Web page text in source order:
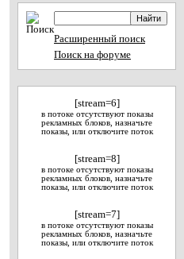
Расширенный поиск
Поиск на форуме
[stream=6]
в потоке отсутствуют показы
рекламных блоков, назначьте
показы, или отключите поток
[stream=8]
в потоке отсутствуют показы
рекламных блоков, назначьте
показы, или отключите поток
[stream=7]
в потоке отсутствуют показы
рекламных блоков, назначьте
показы, или отключите поток